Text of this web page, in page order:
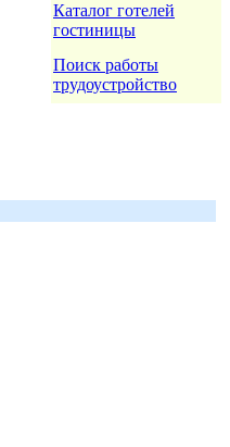
Каталог готелей
гостиницы
Поиск работы
трудоустройство